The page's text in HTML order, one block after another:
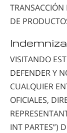
TRANSACCIÓN
DE
VISITANDO
DEFENDER Y
CUALQUIER
OFICIALES,
INT PARTES”)